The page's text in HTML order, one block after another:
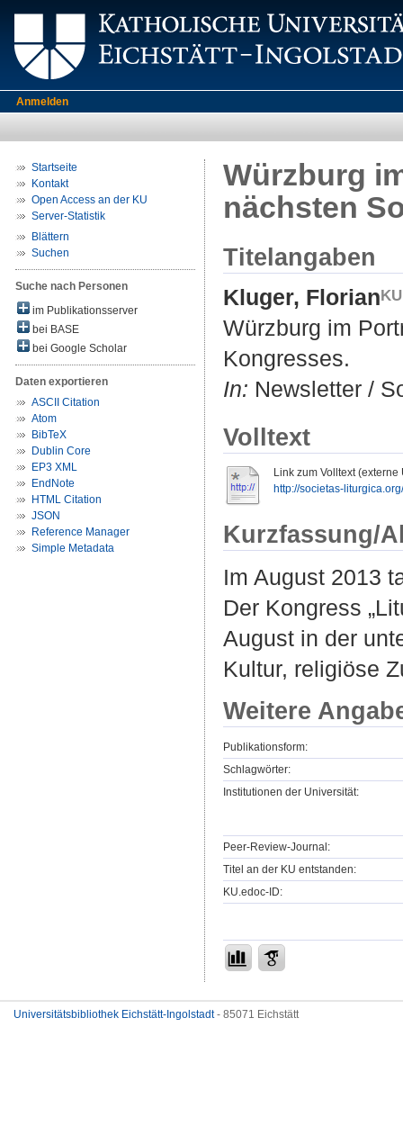
Anmelden
Startseite
Kontakt
Open Access an der KU
Server-Statistik
Blättern
Suchen
Suche nach Personen
im Publikationsserver
bei BASE
bei Google Scholar
Daten exportieren
ASCII Citation
Atom
BibTeX
Dublin Core
EP3 XML
EndNote
HTML Citation
JSON
Reference Manager
Simple Metadata
Würzburg
nächsten
Titelangaben
Kluger, Florian
Würzburg im
Kongresses.
In: Newsletter /
Volltext
Link zum Volltext (externe
http://societas-
Kurzfassung/
Im August 2013
Der Kongress
August in der
Kultur, religiöse
Weitere
Publikationsform:
Schlagwörter:
Institutionen der Universität:
Peer-Review-Journal:
Titel an der KU entstanden:
KU.edoc-ID:
Universitätsbibliothek Eichstätt-Ingolstadt- 85071 Eichstätt